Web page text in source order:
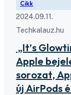
Cikk
2024.09.11.
Techkalauz.hu
„It’s
Apple
sorozat,
új AirPods